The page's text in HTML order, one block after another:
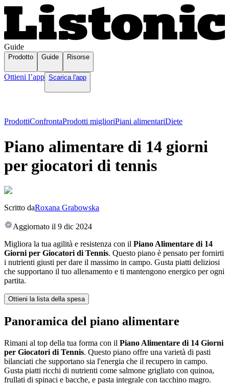
Guide
Prodotto Guide Risorse
Ottieni l’app Scarica l'app
ProdottiConfrontaProdotti miglioriPiani alimentariDiete
Piano alimentare di 14 giorni
per giocatori di tennis
Scritto daRoxana Grabowska
Aggiornato il 9 dic 2024
Migliora la tua agilità e resistenza con il Piano Alimentare di 14
Giorni per Giocatori di Tennis. Questo piano è pensato per fornirti
i nutrienti giusti per dare il massimo in campo. Gusta piatti deliziosi
che supportano il tuo allenamento e ti mantengono energico per ogni
partita.
Ottieni la lista della spesa
Panoramica del piano alimentare
Rimani al top della tua forma con il Piano Alimentare di 14 Giorni
per Giocatori di Tennis. Questo piano offre una varietà di pasti
bilanciati che supportano sia l'energia che il recupero in campo.
Gusta piatti ricchi di nutrienti come salmone grigliato con quinoa,
frullati di spinaci e bacche, e pasta integrale con tacchino magro.